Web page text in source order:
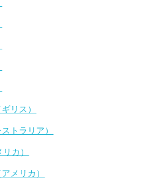
リス）
トラリア）
カ）
メリカ）